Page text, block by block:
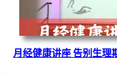
月经健康讲座 告别生理